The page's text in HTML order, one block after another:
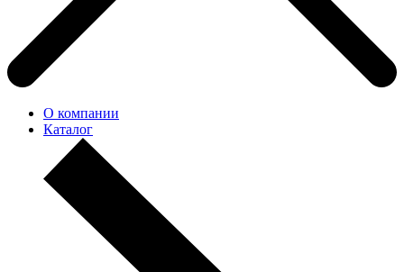
О компании
Каталог